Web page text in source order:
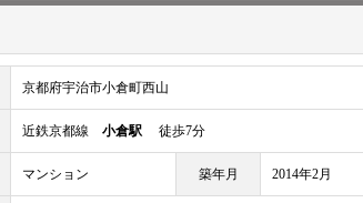
京都府宇治市小倉町西山
近鉄京都線 小倉駅 徒歩7分
マンション 築年月 2014年2月